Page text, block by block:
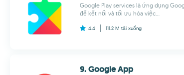
Google Play services là ứng dụng
để kết nối và tối ưu hóa việc...
4.4 111.2 M tải xuống
9. Google App